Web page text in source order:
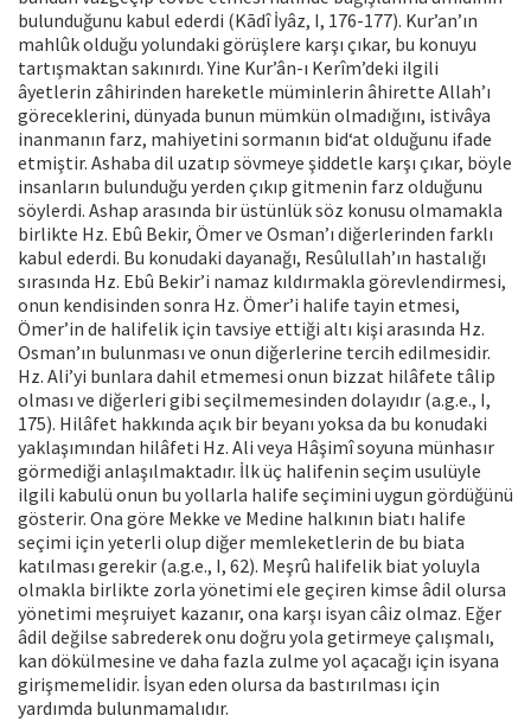
bulunduğunu kabul ederdi (Kādî İyâz, I, 176-177). Kur’an’ın
mahlûk olduğu yolundaki görüşlere karşı çıkar, bu konuyu
tartışmaktan sakınırdı. Yine Kur’ân-ı Kerîm’deki ilgili
âyetlerin zâhirinden hareketle müminlerin âhirette Allah’ı
göreceklerini, dünyada bunun mümkün olmadığını, istivâya
inanmanın farz, mahiyetini sormanın bid‘at olduğunu ifade
etmiştir. Ashaba dil uzatıp sövmeye şiddetle karşı çıkar, böyle
insanların bulunduğu yerden çıkıp gitmenin farz olduğunu
söylerdi. Ashap arasında bir üstünlük söz konusu olmamakla
birlikte Hz. Ebû Bekir, Ömer ve Osman’ı diğerlerinden farklı
kabul ederdi. Bu konudaki dayanağı, Resûlullah’ın hastalığı
sırasında Hz. Ebû Bekir’i namaz kıldırmakla görevlendirmesi,
onun kendisinden sonra Hz. Ömer’i halife tayin etmesi,
Ömer’in de halifelik için tavsiye ettiği altı kişi arasında Hz.
Osman’ın bulunması ve onun diğerlerine tercih edilmesidir.
Hz. Ali’yi bunlara dahil etmemesi onun bizzat hilâfete tâlip
olması ve diğerleri gibi seçilmemesinden dolayıdır (a.g.e., I,
175). Hilâfet hakkında açık bir beyanı yoksa da bu konudaki
yaklaşımından hilâfeti Hz. Ali veya Hâşimî soyuna münhasır
görmediği anlaşılmaktadır. İlk üç halifenin seçim usulüyle
ilgili kabulü onun bu yollarla halife seçimini uygun gördüğünü
gösterir. Ona göre Mekke ve Medine halkının biatı halife
seçimi için yeterli olup diğer memleketlerin de bu biata
katılması gerekir (a.g.e., I, 62). Meşrû halifelik biat yoluyla
olmakla birlikte zorla yönetimi ele geçiren kimse âdil olursa
yönetimi meşruiyet kazanır, ona karşı isyan câiz olmaz. Eğer
âdil değilse sabrederek onu doğru yola getirmeye çalışmalı,
kan dökülmesine ve daha fazla zulme yol açacağı için isyana
girişmemelidir. İsyan eden olursa da bastırılması için
yardımda bulunmamalıdır.